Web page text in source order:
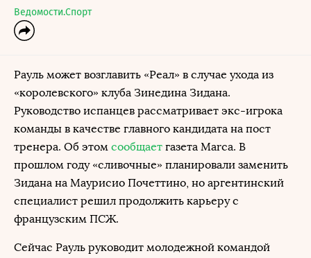
Ведомости.Спорт
Рауль может возглавить «Реал» в случае ухода из
«королевского» клуба Зинедина Зидана.
Руководство испанцев рассматривает экс-игрока
команды в качестве главного кандидата на пост
тренера. Об этом сообщает газета Marca. В
прошлом году «сливочные» планировали заменить
Зидана на Маурисио Почеттино, но аргентинский
специалист решил продолжить карьеру с
французским ПСЖ.
Сейчас Рауль руководит молодежной командой